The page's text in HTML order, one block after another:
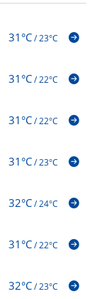
31°C/23°C
31°C/22°C
31°C/22°C
31°C/23°C
32°C/24°C
31°C/22°C
32°C/23°C